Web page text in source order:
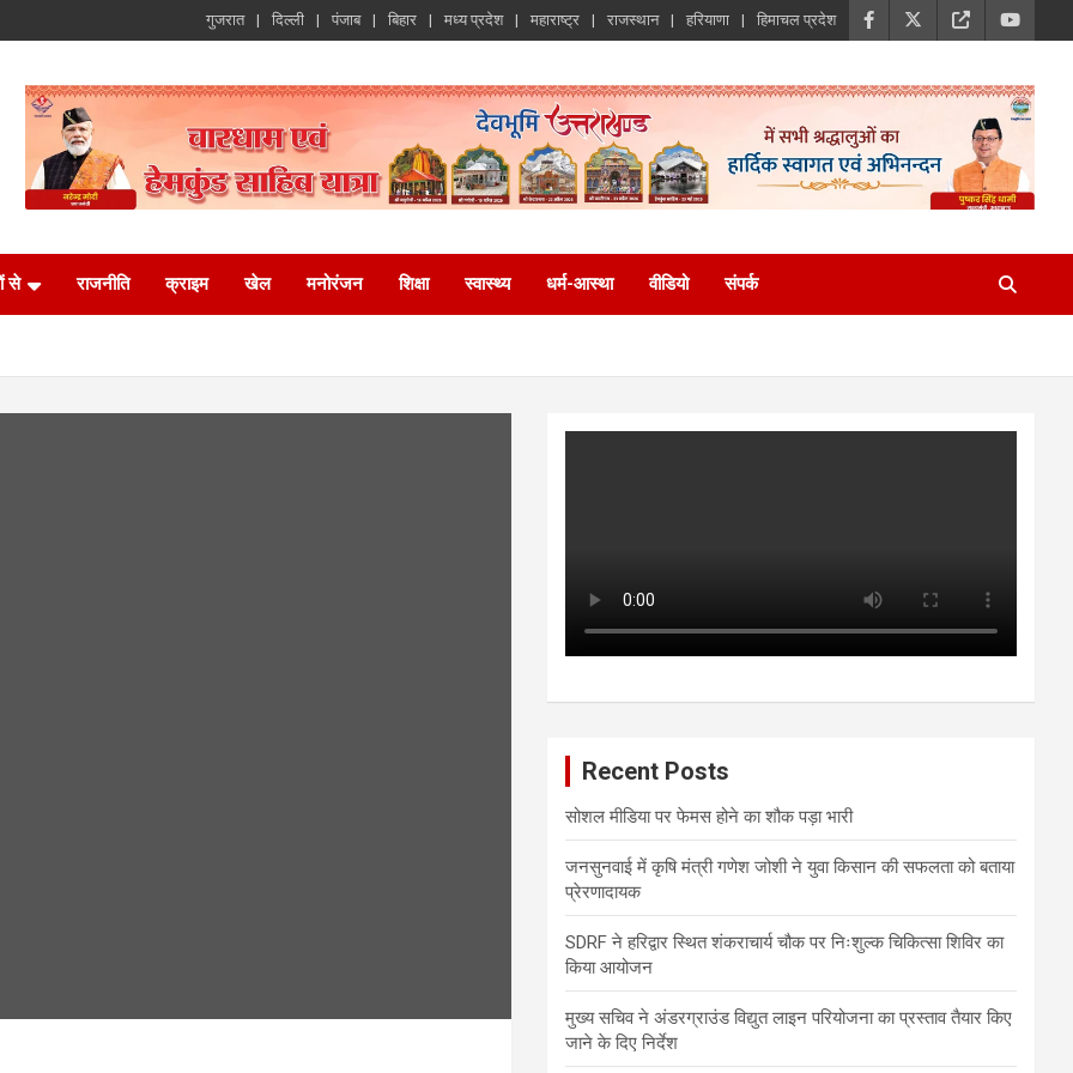
गुजरात दिल्ली पंजाब बिहार मध्य प्रदेश महाराष्ट्र राजस्थान हरियाणा हिमाचल प्रदेश
से राजनीति क्राइम खेल मनोरंजन शिक्षा स्वास्थ्य धर्म-आस्था वीडियो संपर्क
Recent Posts
सोशल मीडिया पर फेमस होने का शौक पड़ा भारी
जनसुनवाई में कृषि मंत्री गणेश जोशी ने युवा किसान की सफलता को बताया
प्रेरणादायक
SDRF ने हरिद्वार स्थित शंकराचार्य चौक पर निःशुल्क चिकित्सा शिविर का
किया आयोजन
मुख्य सचिव ने अंडरग्राउंड विद्युत लाइन परियोजना का प्रस्ताव तैयार किए
जाने के दिए निर्देश